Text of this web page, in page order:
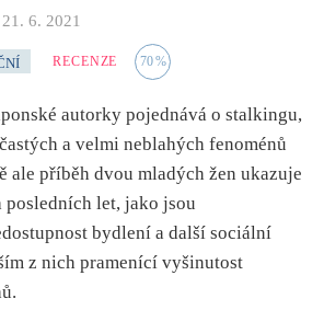
21. 6. 2021
RECENZE 70%
autorky pojednává o stalkingu,
a velmi neblahých fenoménů
ale příběh dvou mladých žen ukazuje
posledních let, jako jsou
bydlení a další sociální
z nich pramenící vyšinutost